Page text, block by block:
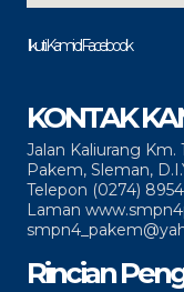
Ikuti Kami di Facebook
KONTAK
Jalan Kaliurang Km.
Pakem, Sleman,
Telepon (0274)
Laman
Rincian